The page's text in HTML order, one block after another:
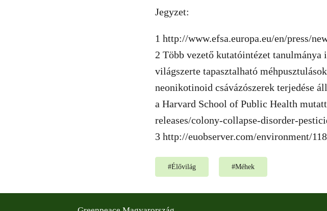
Jegyzet:
1 http://www.efsa.europa.eu/en/press/
2 Több vezető kutatóintézet
világszerte tapasztalható
neonikotinoid csávázószerek terjedése
a Harvard School of Public Health
releases/colony-collapse-disorder-
3 http://euobserver.com/environment/
#Élővilág #Méhek